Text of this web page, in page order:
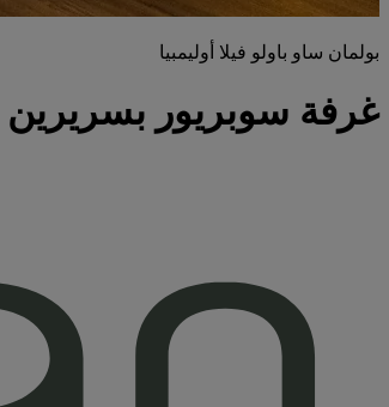
بولمان ساو باولو فيلا أوليمبيا
غرفة سوبريور